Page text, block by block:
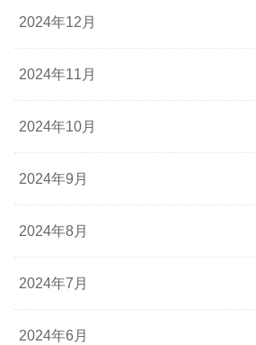
2024年12月
2024年11月
2024年10月
2024年9月
2024年8月
2024年7月
2024年6月